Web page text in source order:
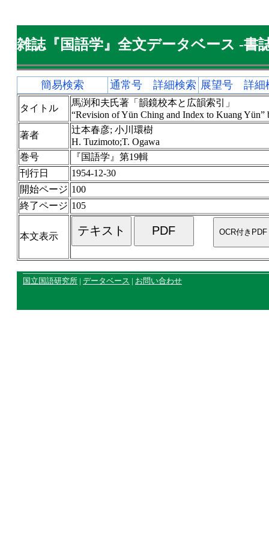
雑誌『国語学』全文データベース -書
簡易検索 通常号 詳細検索 展望号 詳細
タイトル
馬渕和夫氏著「韻鏡校本と広韻索引」
“Revision of Yün Ching and Index to Kuang
著者
辻本春彦; 小川環樹
H. Tuzimoto;T. Ogawa
巻号
『国語学』第19輯
刊行日
1954-12-30
開始ページ 100
終了ページ 105
本文表示
国立国語研究所 | データベース | お問い合わせ